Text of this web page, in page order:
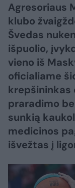
Agresoriaus
klubo
Švedas
išpuolio,
vieno iš
oficialiame
krepšininkas
praradimo
sunkią
medicinos
išvežtas į